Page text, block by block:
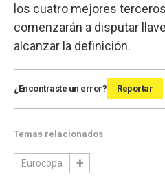
los cuatro mejores
comenzarán a disputar
alcanzar la definición.
¿Encontraste un error? Reportar
Temas relacionados
Eurocopa